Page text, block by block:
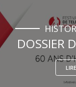
DOSSIER
LIRE